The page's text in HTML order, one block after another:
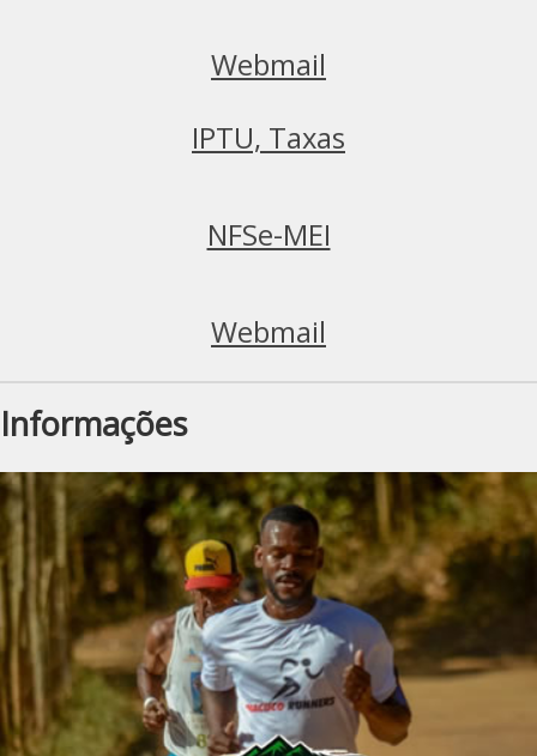
Webmail
IPTU, Taxas
NFSe-MEI
Webmail
Informações